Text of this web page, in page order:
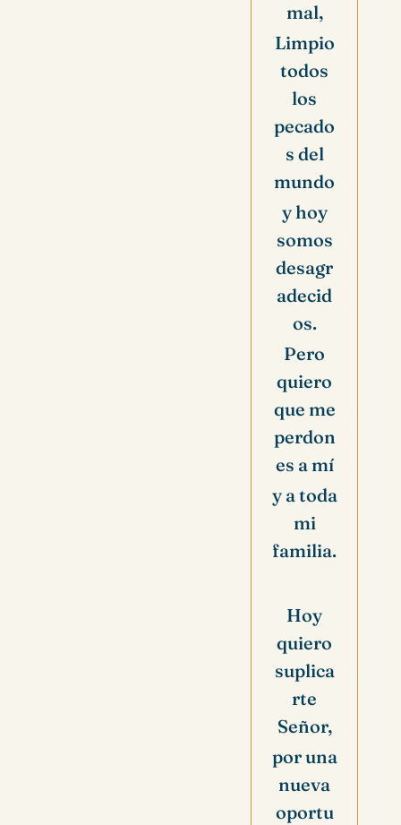
mal,
Limpio
todos
los
pecado
s del
mundo
y hoy
somos
desagr
adecid
os.
Pero
quiero
que me
perdon
es a mí
y a toda
mi
familia.
Hoy
quiero
suplica
rte
Señor,
por una
nueva
oportu